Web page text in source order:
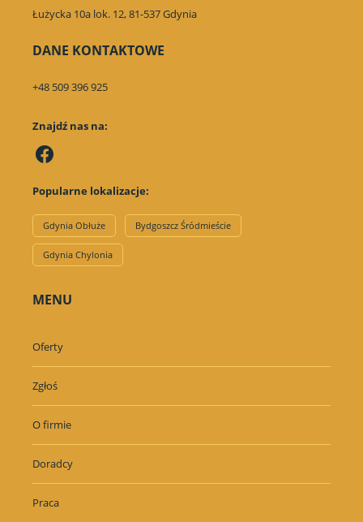
Łużycka 10a lok. 12, 81-537 Gdynia
DANE KONTAKTOWE
+48 509 396 925
Znajdź nas na:
Popularne lokalizacje:
Gdynia Obłuże Bydgoszcz Śródmieście
Gdynia Chylonia
MENU
Oferty
Zgłoś
O firmie
Doradcy
Praca